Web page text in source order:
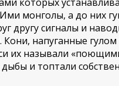
Ими монголы, а до них
другу сигналы и
напуганные гулом
их называли
дыбы и топтали